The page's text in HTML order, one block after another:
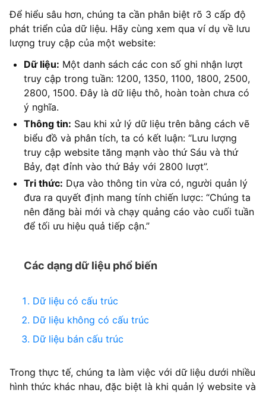
Để hiểu sâu hơn, chúng ta cần phân biệt rõ 3 cấp độ
phát triển của dữ liệu. Hãy cùng xem qua ví dụ về lưu
lượng truy cập của một website:
Dữ liệu: Một danh sách các con số ghi nhận lượt
truy cập trong tuần: 1200, 1350, 1100, 1800, 2500,
2800, 1500. Đây là dữ liệu thô, hoàn toàn chưa có
ý nghĩa.
Thông tin: Sau khi xử lý dữ liệu trên bằng cách vẽ
biểu đồ và phân tích, ta có kết luận: “Lưu lượng
truy cập website tăng mạnh vào thứ Sáu và thứ
Bảy, đạt đỉnh vào thứ Bảy với 2800 lượt”.
Tri thức: Dựa vào thông tin vừa có, người quản lý
đưa ra quyết định mang tính chiến lược: “Chúng ta
nên đăng bài mới và chạy quảng cáo vào cuối tuần
để tối ưu hiệu quả tiếp cận.”
Các dạng dữ liệu phổ biến
Dữ liệu có cấu trúc
Dữ liệu không có cấu trúc
Dữ liệu bán cấu trúc
Trong thực tế, chúng ta làm việc với dữ liệu dưới nhiều
hình thức khác nhau, đặc biệt là khi quản lý website và